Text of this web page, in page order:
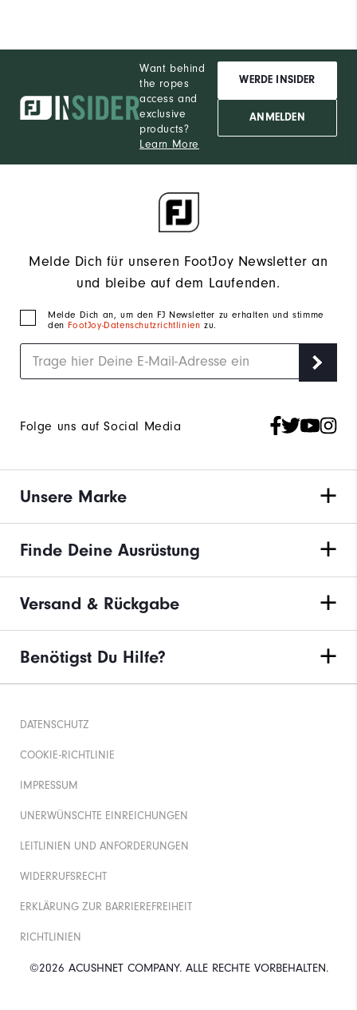
Want behind
the ropes
access and
exclusive
products?
Learn More
WERDE INSIDER
ANMELDEN
Melde Dich für unseren FootJoy Newsletter an
und bleibe auf dem Laufenden.
Melde Dich an, um den FJ Newsletter zu erhalten und stimme
den FootJoy-Datenschutzrichtlinienzu.
Folge uns auf Social Media
Unsere Marke
Finde Deine Ausrüstung
Versand & Rückgabe
Benötigst Du Hilfe?
©2026 ACUSHNET COMPANY. ALLE RECHTE VORBEHALTEN.
DATENSCHUTZ
COOKIE-RICHTLINIE
IMPRESSUM
UNERWÜNSCHTE EINREICHUNGEN
LEITLINIEN UND ANFORDERUNGEN
WIDERRUFSRECHT
ERKLÄRUNG ZUR BARRIEREFREIHEIT
RICHTLINIEN